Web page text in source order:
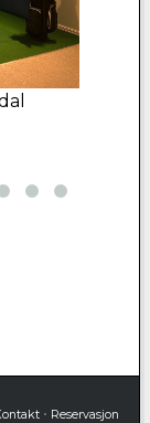
• Reservasjon